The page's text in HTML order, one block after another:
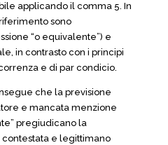
applicando il comma 5. In
sono
“o equivalente”) e
in contrasto con i principi
e di par condicio.
che la previsione
e mancata menzione
pregiudicano la
e legittimano